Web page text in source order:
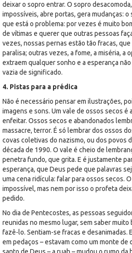
deixar o sopro entrar. O sopro
impossíveis, abre portas, gera mudanças:
que está o problema: por vezes é muito
de vítimas e querer que outras pessoas
vezes, nossas pernas estão tão fracas,
paralisa; outras vezes, a fome, a miséria, a
extraem qualquer sonho e a esperança não
vazia de significado.
4. Pistas para a prédica
Não é necessário pensar em ilustrações,
imagens e sons. Um vale de ossos secos é
enfeitar. Ossos secos e abandonados
massacre, terror. É só lembrar dos ossos
covas coletivas do nazismo, ou dos povos
década de 1990. O vale é cheio de
penetra fundo, que grita. E é justamente
esperança, que Deus pede que palavras
uma cena ridícula: falar para ossos secos.
impossível, mas nem por isso o profeta
pedido.
No dia de Pentecostes, as pessoas
reunidas no mesmo lugar, sem saber muito
fazê-lo. Sentiam-se fracas e desanimadas.
em pedaços – estavam como um monte de